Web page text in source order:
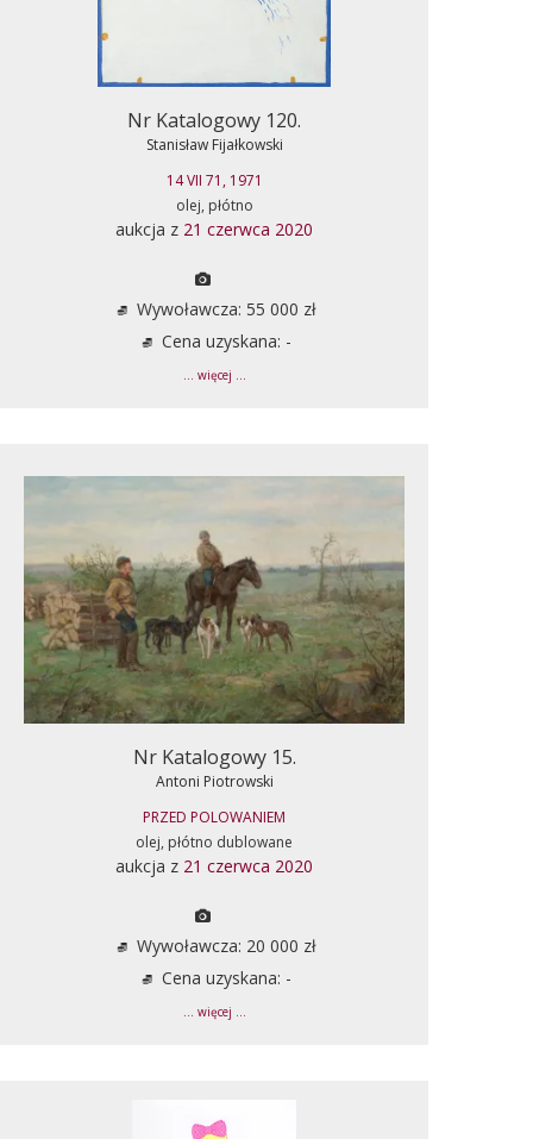
Nr Katalogowy 120.
Stanisław Fijałkowski
14 VII 71, 1971
olej, płótno
aukcja z 21 czerwca 2020
Wywoławcza: 55 000 zł
Cena uzyskana: -
... więcej ...
Nr Katalogowy 15.
Antoni Piotrowski
PRZED POLOWANIEM
olej, płótno dublowane
aukcja z 21 czerwca 2020
Wywoławcza: 20 000 zł
Cena uzyskana: -
... więcej ...